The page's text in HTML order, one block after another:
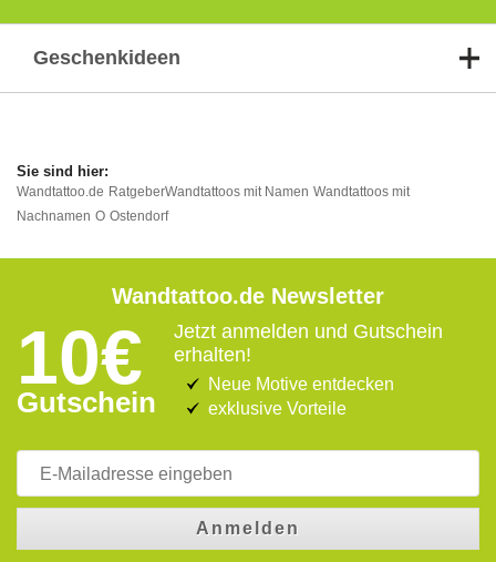
Geschenkideen
Wandtattoo.de RatgeberWandtattoos mit Namen Wandtattoos mit
Nachnamen O Ostendorf
Wandtattoo.de Newsletter
10€
Gutschein
Jetzt anmelden und Gutschein
erhalten!
Neue Motive entdecken
exklusive Vorteile
Anmelden